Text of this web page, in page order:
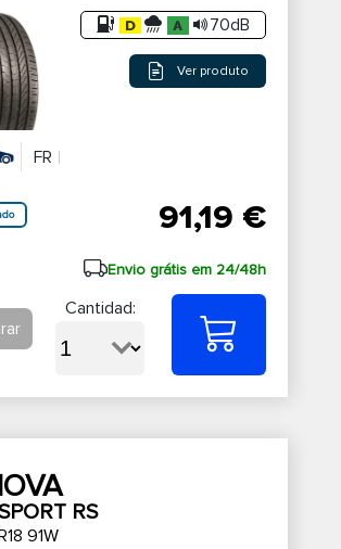
70dB
Ver produto
FR
91,19 €
Envio grátis em 24/48h
Cantidad:
RS
91W